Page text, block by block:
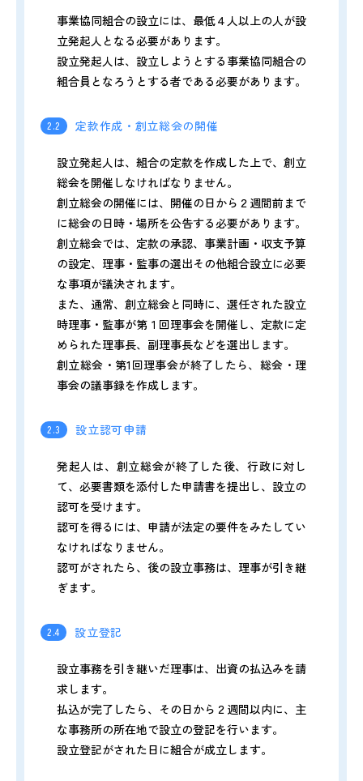
事業協同組合の設立には、最低４人以上の人が設
立発起人となる必要があります。
設立発起人は、設立しようとする事業協同組合の
組合員となろうとする者である必要があります。
2.2 定款作成・創立総会の開催
設立発起人は、組合の定款を作成した上で、創立
総会を開催しなければなりません。
創立総会の開催には、開催の日から２週間前まで
に総会の日時・場所を公告する必要があります。
創立総会では、定款の承認、事業計画・収支予算
の設定、理事・監事の選出その他組合設立に必要
な事項が議決されます。
また、通常、創立総会と同時に、選任された設立
時理事・監事が第１回理事会を開催し、定款に定
められた理事長、副理事長などを選出します。
創立総会・第1回理事会が終了したら、総会・理
事会の議事録を作成します。
2.3 設立認可申請
発起人は、創立総会が終了した後、行政に対し
て、必要書類を添付した申請書を提出し、設立の
認可を受けます。
認可を得るには、申請が法定の要件をみたしてい
なければなりません。
認可がされたら、後の設立事務は、理事が引き継
ぎます。
2.4 設立登記
設立事務を引き継いだ理事は、出資の払込みを請
求します。
払込が完了したら、その日から２週間以内に、主
な事務所の所在地で設立の登記を行います。
設立登記がされた日に組合が成立します。